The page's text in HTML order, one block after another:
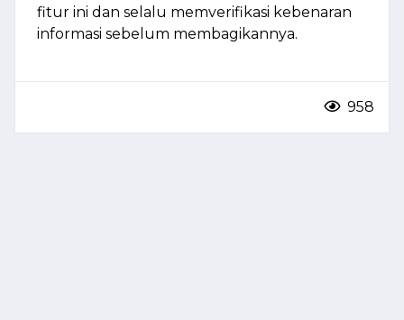
fitur ini dan selalu memverifikasi kebenaran
informasi sebelum membagikannya.
958